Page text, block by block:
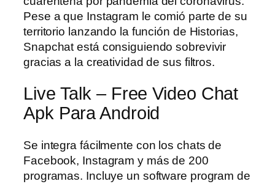
Pese a que Instagram le comió parte de su
territorio lanzando la función de Historias,
Snapchat está consiguiendo sobrevivir
gracias a la creatividad de sus filtros.
Live Talk – Free Video Chat
Apk Para Android
Se integra fácilmente con los chats de
Facebook, Instagram y más de 200
programas. Incluye un software program de